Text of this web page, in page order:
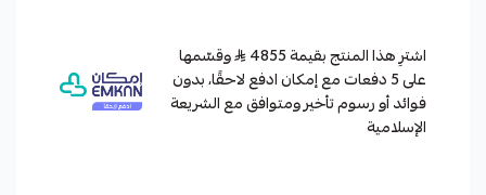
اشترِ هذا المنتج بقيمة 4855
وقسّمها
على 5 دفعات مع إمكان ادفع لاحقًا، بدون
فوائد أو رسوم تأخير ومتوافق مع الشريعة
الإسلامية